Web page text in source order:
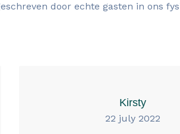
door echte gasten in ons
Kirsty
22 july 2022